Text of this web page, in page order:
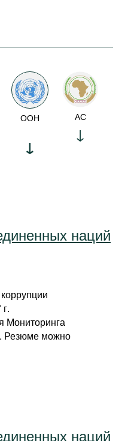
ООН АС
наций
Мониторинга
Резюме можно
наций